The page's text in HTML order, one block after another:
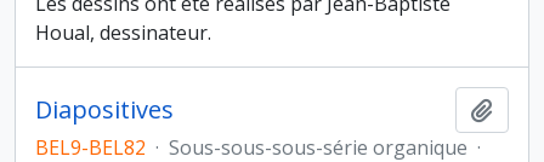
Houal, dessinateur.
Diapositives
BEL9-BEL82 · Sous-sous-sous-série organique ·